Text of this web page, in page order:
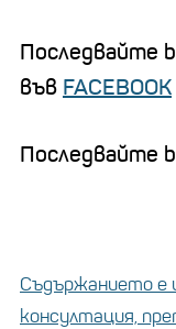
Последвайте
във FACEBOOK
Последвайте
Съдържанието е
консултация,